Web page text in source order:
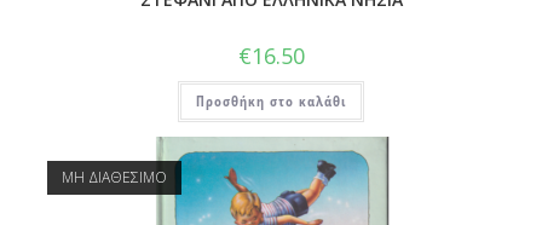
€16.50
Προσθήκη στο καλάθι
ΜΗ ΔΙΑΘΕΣΙΜΟ